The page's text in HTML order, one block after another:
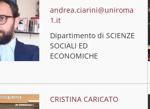
andrea.ciarini@uniroma
1.it
Dipartimento di SCIENZE
SOCIALI ED
ECONOMICHE
CRISTINA CARICATO